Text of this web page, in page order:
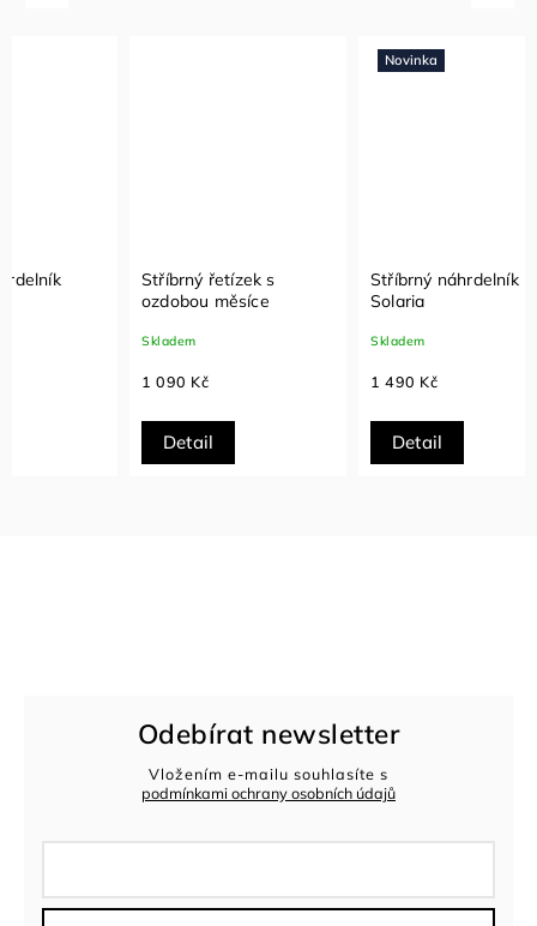
Stříbrný řetízek s
ozdobou měsíce
Stříbrný náhrdelník
Solaria
Odebírat newsletter
Vložením e-mailu souhlasíte s
podmínkami ochrany osobních údajů